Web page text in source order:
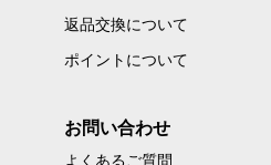
返品交換について
ポイントについて
お問い合わせ
よくあるご質問